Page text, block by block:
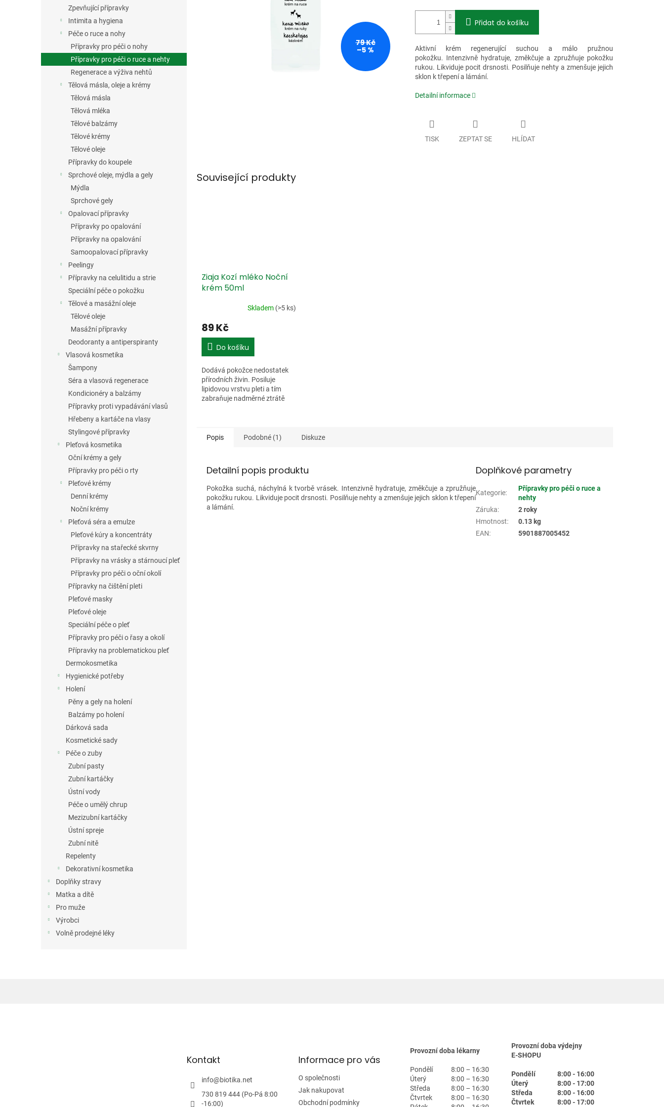
Zpevňující přípravky
Intimita a hygiena
Péče o ruce a nohy
Přípravky pro péči o nohy
Přípravky pro péči o ruce a nehty
Regenerace a výživa nehtů
Tělová másla, oleje a krémy
Tělová másla
Tělová mléka
Tělové balzámy
Tělové krémy
Tělové oleje
Přípravky do koupele
Sprchové oleje, mýdla a gely
Mýdla
Sprchové gely
Opalovací přípravky
Přípravky po opalování
Přípravky na opalování
Samoopalovací přípravky
Peelingy
Přípravky na celulitidu a strie
Speciální péče o pokožku
Tělové a masážní oleje
Tělové oleje
Masážní přípravky
Deodoranty a antiperspiranty
Vlasová kosmetika
Šampony
Séra a vlasová regenerace
Kondicionéry a balzámy
Přípravky proti vypadávání vlasů
Hřebeny a kartáče na vlasy
Stylingové přípravky
Pleťová kosmetika
Oční krémy a gely
Přípravky pro péči o rty
Pleťové krémy
Denní krémy
Noční krémy
Pleťová séra a emulze
Pleťové kúry a koncentráty
Přípravky na stařecké skvrny
Přípravky na vrásky a stárnoucí pleť
Přípravky pro péči o oční okolí
Přípravky na čištění pleti
Pleťové masky
Pleťové oleje
Speciální péče o pleť
Přípravky pro péči o řasy a okolí
Přípravky na problematickou pleť
Dermokosmetika
Hygienické potřeby
Holení
Pěny a gely na holení
Balzámy po holení
Dárková sada
Kosmetické sady
Péče o zuby
Zubní pasty
Zubní kartáčky
Ústní vody
Péče o umělý chrup
Mezizubní kartáčky
Ústní spreje
Zubní nitě
Repelenty
Dekorativní kosmetika
Doplňky stravy
Matka a dítě
Pro muže
Výrobci
Volně prodejné léky
79 Kč
–5 %
Přidat do košíku
Aktivní krém regenerující suchou a málo pružnou
pokožku. Intenzivně hydratuje, změkčuje a zpružňuje pokožku
rukou. Likviduje pocit drsnosti. Posilňuje nehty a zmenšuje jejich
sklon k třepení a lámání.
Detailní informace
TISK ZEPTAT SE HLÍDAT
Související produkty
Ziaja Kozí mléko Noční
krém 50ml
Skladem (>5 ks)
89 Kč
Do košíku
Dodává pokožce nedostatek
přírodních živin. Posiluje
lipidovou vrstvu pleti a tím
zabraňuje nadměrné ztrátě
Popis
Podobné (1) Diskuze
Detailní popis produktu
Pokožka suchá, náchylná k tvorbě vrásek. Intenzivně hydratuje, změkčuje a zpružňuje
pokožku rukou. Likviduje pocit drsnosti. Posilňuje nehty a zmenšuje jejich sklon k třepení
a lámání.
Doplňkové parametry
Kategorie:
Přípravky pro péči o ruce a
nehty
Záruka:
2 roky
Hmotnost:
0.13 kg
EAN: 5901887005452
Kontakt
info@biotika.net
730 819 444 (Po-Pá 8:00
-16:00)
Informace pro vás
O společnosti
Jak nakupovat
Obchodní podmínky
Provozní doba lékarny
Pondělí
8:00 – 16:30
Úterý
8:00 – 16:30
Středa
8:00 – 16:30
Čtvrtek
8:00 – 16:30
Provozní doba výdejny
E-SHOPU
Pondělí
8:00 - 16:00
Úterý
8:00 - 17:00
Středa
8:00 - 16:00
Čtvrtek
8:00 - 17:00